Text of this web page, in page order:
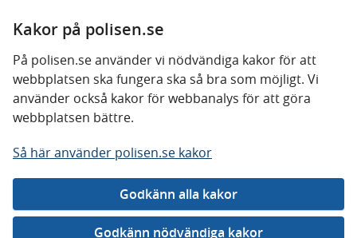
Kakor på polisen.se
På polisen.se använder vi nödvändiga kakor för att
webbplatsen ska fungera ska så bra som möjligt. Vi
använder också kakor för webbanalys för att göra
webbplatsen bättre.
Så här använder polisen.se kakor